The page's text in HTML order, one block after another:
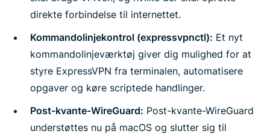
direkte forbindelse til internettet.
Kommandolinjekontrol (expressvpnctl): Et nyt
kommandolinjeværktøj giver dig mulighed for at
styre ExpressVPN fra terminalen, automatisere
opgaver og køre scriptede handlinger.
Post-kvante-WireGuard: Post-kvante-WireGuard
understøttes nu på macOS og slutter sig til